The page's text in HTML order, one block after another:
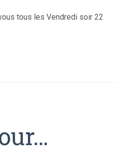
tous les Vendredi soir 22